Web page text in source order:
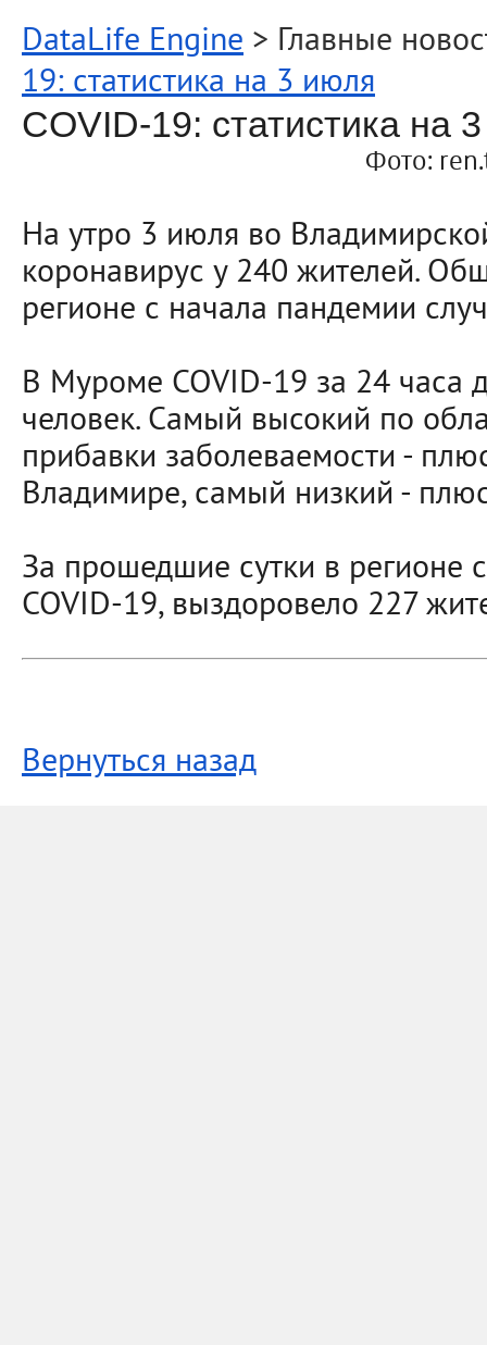
DataLife Engine > Главные
19: статистика на 3 июля
COVID-19: статистика на
Фото:
На утро 3 июля во
коронавирус у 240 жителей.
регионе с начала пандемии
В Муроме COVID-19 за 24 часа
человек. Самый высокий по
прибавки заболеваемости -
Владимире, самый низкий -
За прошедшие сутки в регионе
COVID-19, выздоровело 227
Вернуться назад